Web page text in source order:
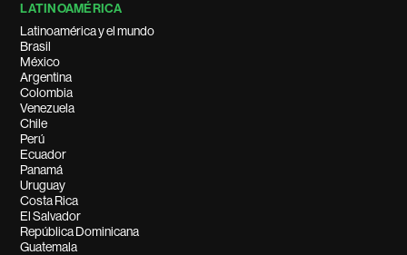
LATINOAMÉRICA
Latinoamérica y el mundo
Brasil
México
Argentina
Colombia
Venezuela
Chile
Perú
Ecuador
Panamá
Uruguay
Costa Rica
El Salvador
República Dominicana
Guatemala